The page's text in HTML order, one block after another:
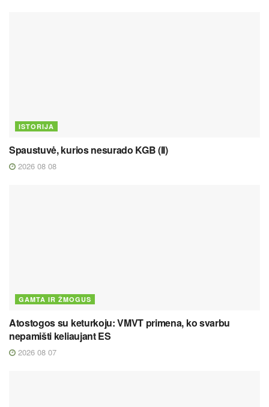
ISTORIJA
Spaustuvė, kurios nesurado KGB (II)
2026 08 08
GAMTA IR ŽMOGUS
Atostogos su keturkoju: VMVT primena, ko svarbu
nepamišti keliaujant ES
2026 08 07